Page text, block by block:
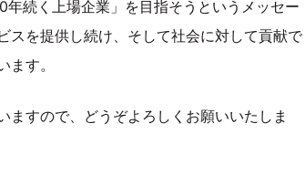
続く上場企業」を目指そうというメッセー
スを提供し続け、そして社会に対して貢献で
す。
すので、どうぞよろしくお願いいたしま